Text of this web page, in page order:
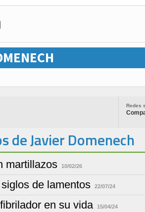
Redes
de Javier Domenech
martillazos 10/02/26
de lamentos 22/07/24
en su vida 15/04/24